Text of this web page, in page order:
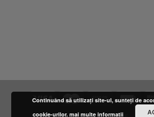
Continuând să utilizați site-ul, sunteți de
cookie-urilor. mai multe informatii